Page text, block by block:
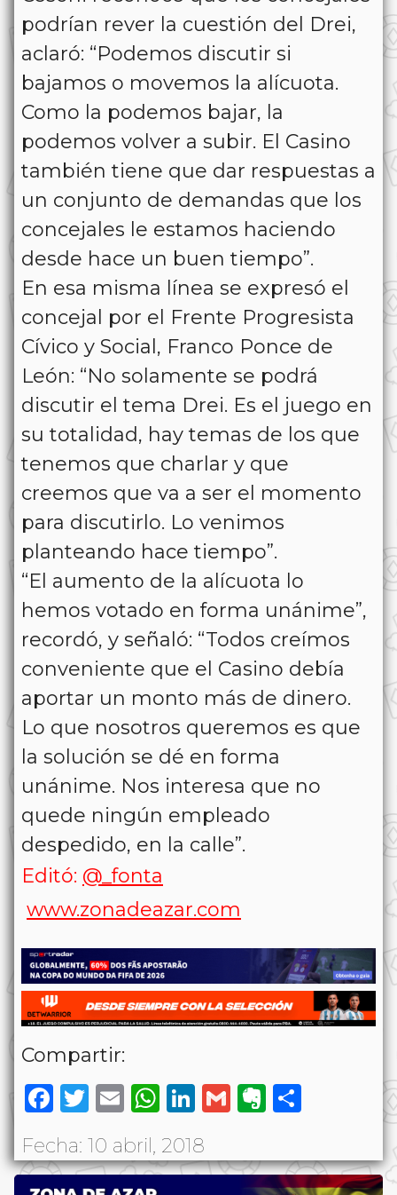
podrían rever la cuestión del Drei,
aclaró: “Podemos discutir si
bajamos o movemos la alícuota.
Como la podemos bajar, la
podemos volver a subir. El Casino
también tiene que dar respuestas a
un conjunto de demandas que los
concejales le estamos haciendo
desde hace un buen tiempo”.
En esa misma línea se expresó el
concejal por el Frente Progresista
Cívico y Social, Franco Ponce de
León: “No solamente se podrá
discutir el tema Drei. Es el juego en
su totalidad, hay temas de los que
tenemos que charlar y que
creemos que va a ser el momento
para discutirlo. Lo venimos
planteando hace tiempo”.
“El aumento de la alícuota lo
hemos votado en forma unánime”,
recordó, y señaló: “Todos creímos
conveniente que el Casino debía
aportar un monto más de dinero.
Lo que nosotros queremos es que
la solución se dé en forma
unánime. Nos interesa que no
quede ningún empleado
despedido, en la calle”.
Editó: @_fonta
www.zonadeazar.com
Compartir:
Facebook
Twitter
EmailWhatsApp
LinkedIn
GmailEvernote
Fecha: 10 abril, 2018